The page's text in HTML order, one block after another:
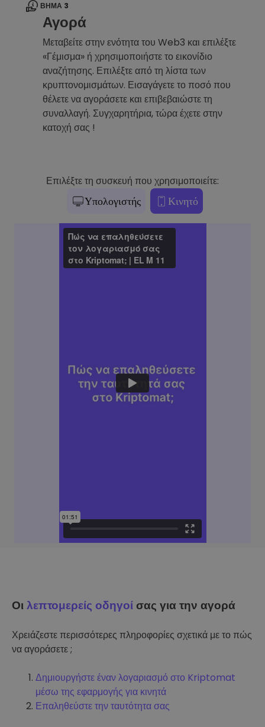
ΒΉΜΑ 3
Αγορά
Μεταβείτε στην ενότητα του Web3 και επιλέξτε
«Γέμισμα» ή χρησιμοποιήστε το εικονίδιο
αναζήτησης. Επιλέξτε από τη λίστα των
κρυπτονομισμάτων. Εισαγάγετε το ποσό που
θέλετε να αγοράσετε και επιβεβαιώστε τη
συναλλαγή. Συγχαρητήρια, τώρα έχετε στην
κατοχή σας !
Επιλέξτε τη συσκευή που χρησιμοποιείτε:
Υπολογιστής Κινητό
Οιλεπτομερείς οδηγοί σας για την αγορά
Χρειάζεστε περισσότερες πληροφορίες σχετικά με το πώς
να αγοράσετε ;
Δημιουργήστε έναν λογαριασμό στο Kriptomat
μέσω της εφαρμογής για κινητά
Επαληθεύστε την ταυτότητα σας